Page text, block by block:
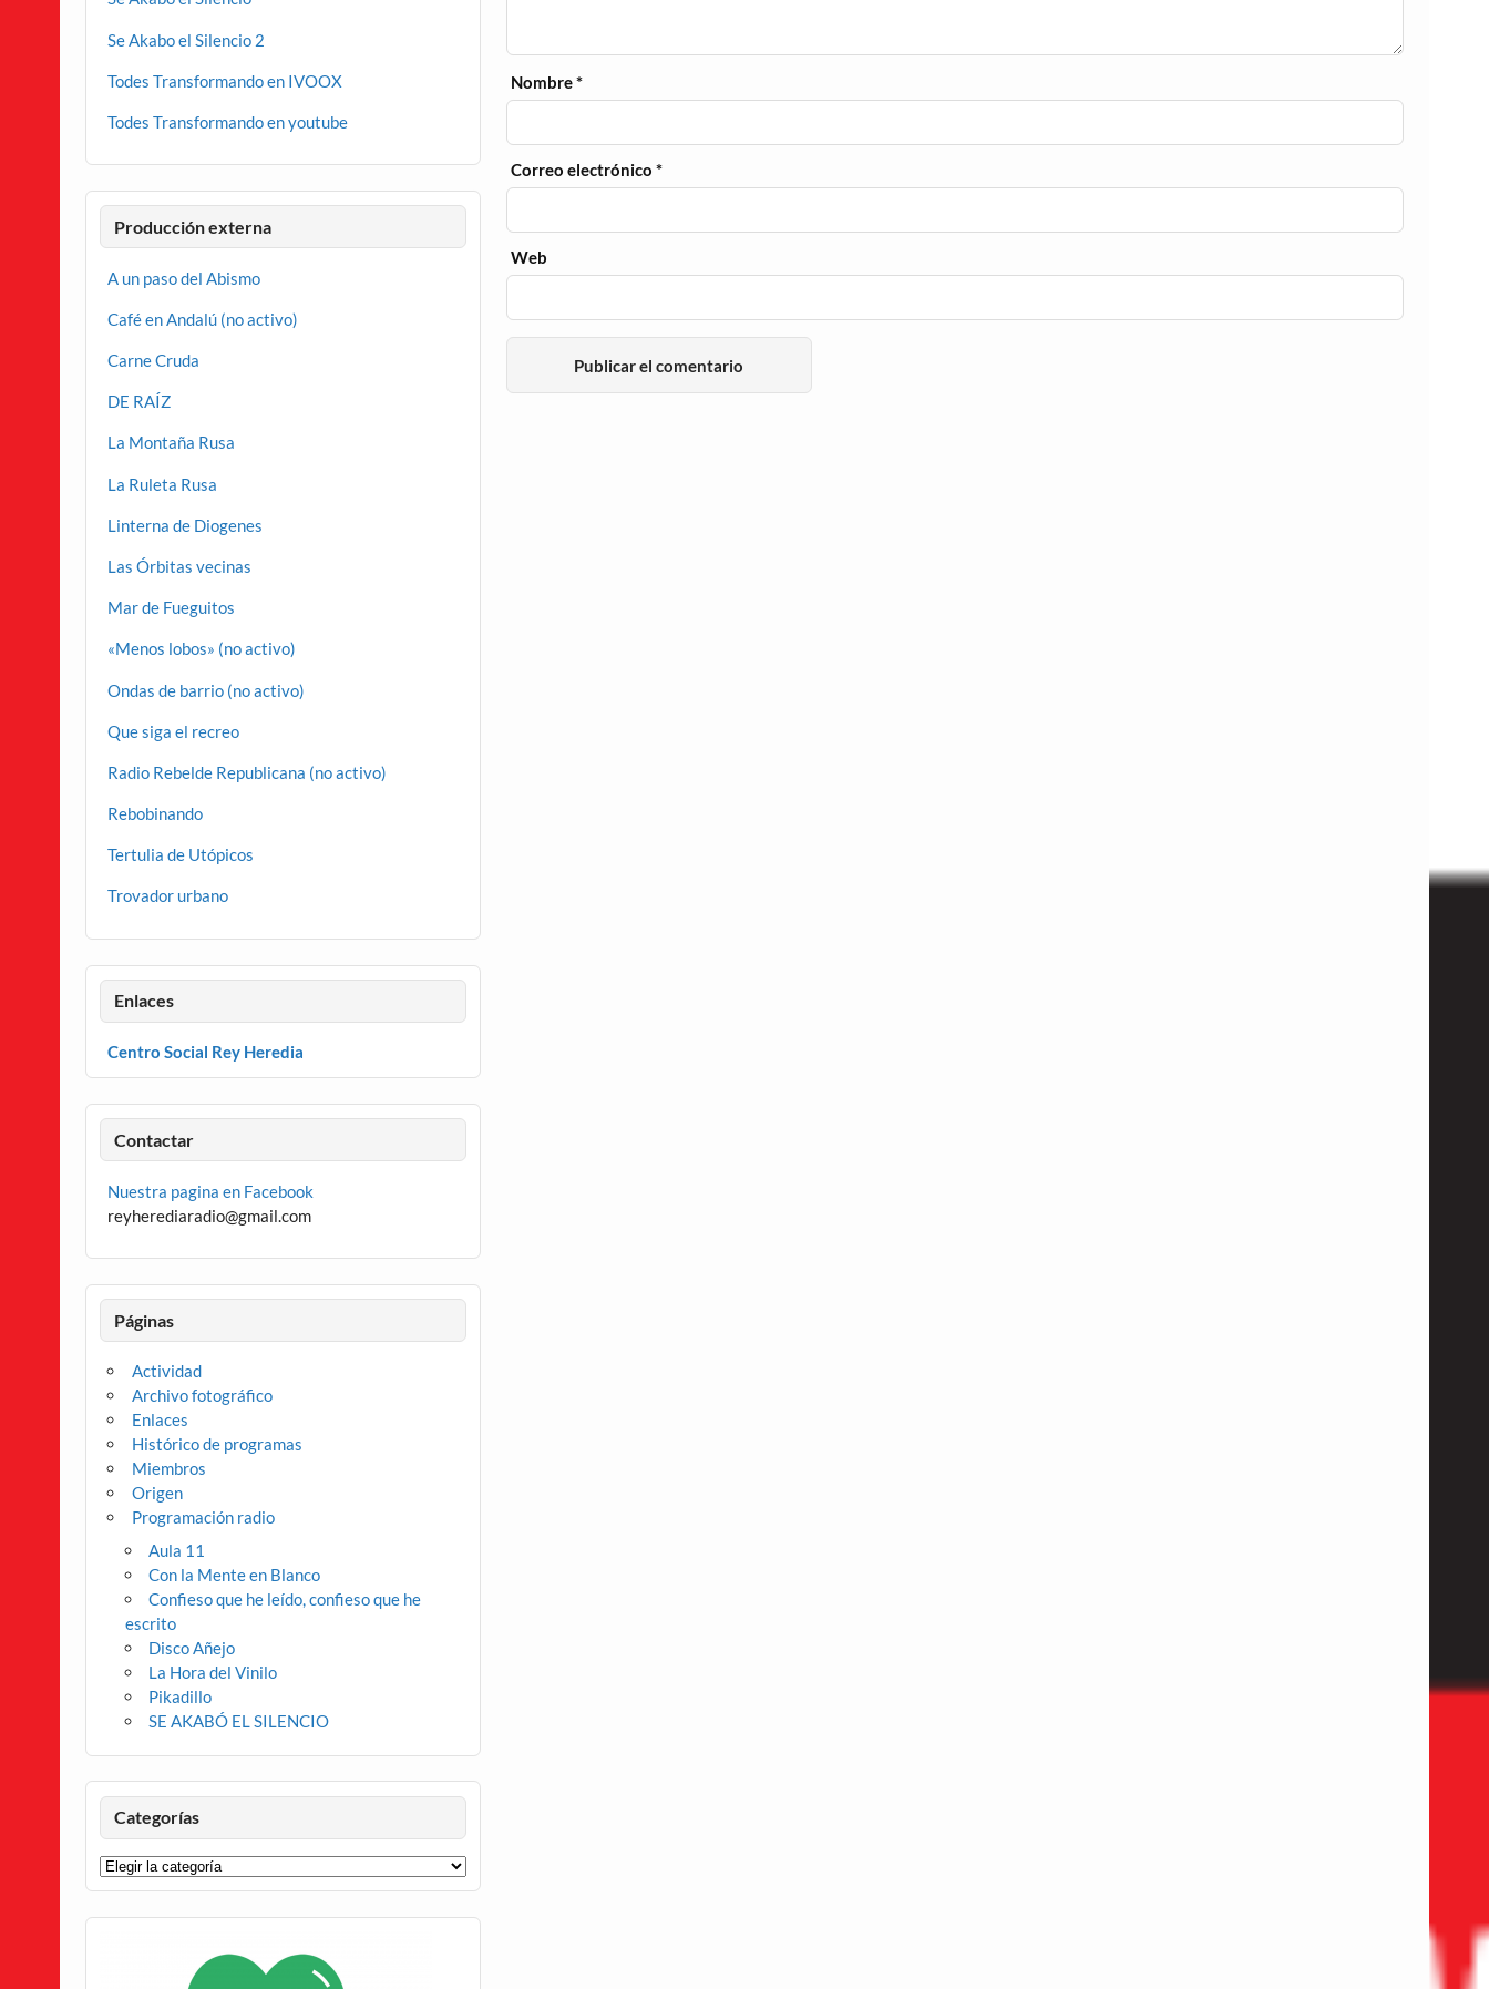
Nombre*
Correo electrónico*
Web
Se Akabo el Silencio 2
Todes Transformando en IVOOX
Todes Transformando en youtube
Producción externa
A un paso del Abismo
Café en Andalú (no activo)
Carne Cruda
DE RAÍZ
La Montaña Rusa
La Ruleta Rusa
Linterna de Diogenes
Las Órbitas vecinas
Mar de Fueguitos
«Menos lobos» (no activo)
Ondas de barrio (no activo)
Que siga el recreo
Radio Rebelde Republicana (no activo)
Rebobinando
Tertulia de Utópicos
Trovador urbano
Enlaces
Centro Social Rey Heredia
Contactar
Nuestra pagina en Facebook
reyherediaradio@gmail.com
Páginas
Actividad
Archivo fotográfico
Enlaces
Histórico de programas
Miembros
Origen
Programación radio
Aula 11
Con la Mente en Blanco
Confieso que he leído, confieso que he
escrito
Disco Añejo
La Hora del Vinilo
Pikadillo
SE AKABÓ EL SILENCIO
Categorías
Categorías